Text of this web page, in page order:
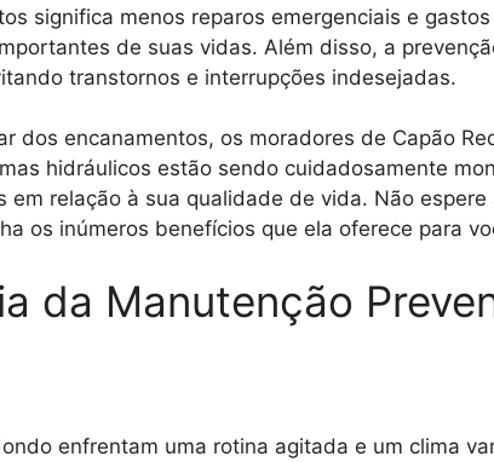
significa menos reparos emergenciais e
de suas vidas. Além disso, a
transtornos e interrupções indesejadas.
dos encanamentos, os moradores de Capão
hidráulicos estão sendo cuidadosamente
em relação à sua qualidade de vida. Não
os inúmeros benefícios que ela oferece para
da Manutenção
enfrentam uma rotina agitada e um clima